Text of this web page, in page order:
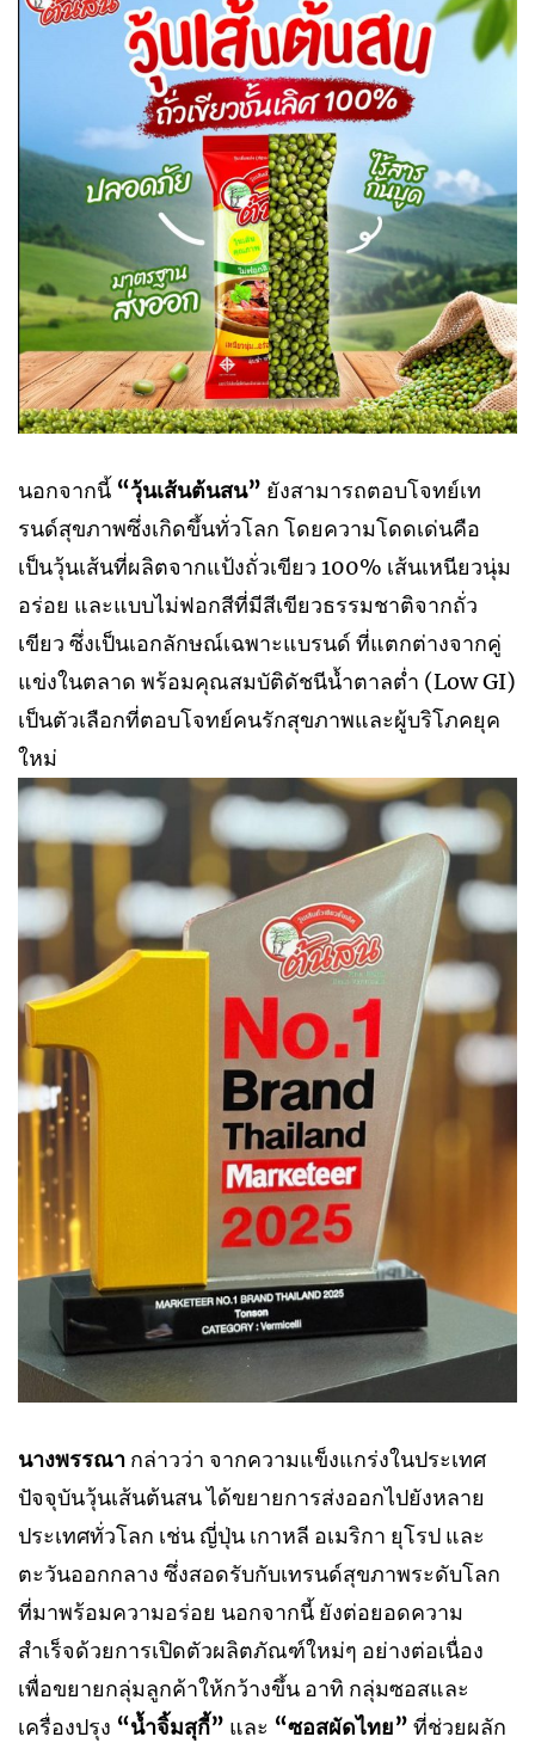
นอกจากนี้ “วุ้นเส้นต้นสน” ยังสามารถตอบโจทย์เท
รนด์สุขภาพซึ่งเกิดขึ้นทั่วโลก โดยความโดดเด่นคือ
เป็นวุ้นเส้นที่ผลิตจากแป้งถั่วเขียว 100% เส้นเหนียวนุ่ม
อร่อย และแบบไม่ฟอกสีที่มีสีเขียวธรรมชาติจากถั่ว
เขียว ซึ่งเป็นเอกลักษณ์เฉพาะแบรนด์ ที่แตกต่างจากคู่
แข่งในตลาด พร้อมคุณสมบัติดัชนีน้ำตาลต่ำ (Low GI)
เป็นตัวเลือกที่ตอบโจทย์คนรักสุขภาพและผู้บริโภคยุค
ใหม่
นางพรรณา กล่าวว่า จากความแข็งแกร่งในประเทศ
ปัจจุบันวุ้นเส้นต้นสน ได้ขยายการส่งออกไปยังหลาย
ประเทศทั่วโลก เช่น ญี่ปุ่น เกาหลี อเมริกา ยุโรป และ
ตะวันออกกลาง ซึ่งสอดรับกับเทรนด์สุขภาพระดับโลก
ที่มาพร้อมความอร่อย นอกจากนี้ ยังต่อยอดความ
สำเร็จด้วยการเปิดตัวผลิตภัณฑ์ใหม่ๆ อย่างต่อเนื่อง
เพื่อขยายกลุ่มลูกค้าให้กว้างขึ้น อาทิ กลุ่มซอสและ
เครื่องปรุง “น้ำจิ้มสุกี้” และ “ซอสผัดไทย” ที่ช่วยผลัก